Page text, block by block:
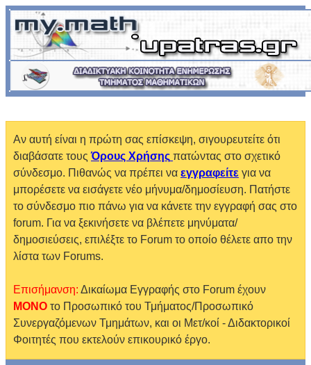
Αν αυτή είναι η πρώτη σας επίσκεψη, σιγουρευτείτε ότι
διαβάσατε τουςΌρους Χρήσης πατώντας στο σχετικό
σύνδεσμο. Πιθανώς να πρέπει να εγγραφείτε για να
μπορέσετε να εισάγετε νέο μήνυμα/δημοσίευση. Πατήστε
το σύνδεσμο πιο πάνω για να κάνετε την εγγραφή σας στο
forum. Για να ξεκινήσετε να βλέπετε μηνύματα/
δημοσιεύσεις, επιλέξτε το Forum το οποίο θέλετε απο την
λίστα των Forums.
Επισήμανση: Δικαίωμα Εγγραφής στο Forum έχουν
MONO το Προσωπικό του Τμήματος/Προσωπικό
Συνεργαζόμενων Τμημάτων, και οι Μετ/κοί - Διδακτορικοί
Φοιτητές που εκτελούν επικουρικό έργο.